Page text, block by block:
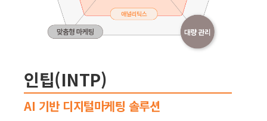
인팁(INTP)
AI 기반 디지털마케팅 솔루션